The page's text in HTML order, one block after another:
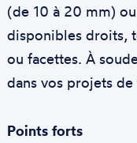
(de 10 à 20 mm)
disponibles droits,
ou facettes. À
dans vos projets
Points forts